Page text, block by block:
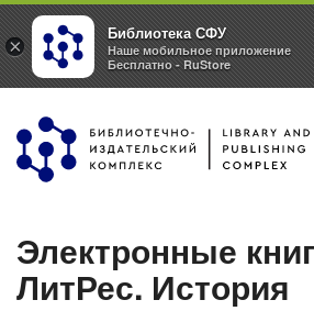
Перейти
основному
Электронные
ЛитРес. История
×
Библиотека СФУ
Наше мобильное приложение
Бесплатно - RuStore